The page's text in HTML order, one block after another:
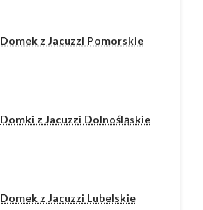
Domek z Jacuzzi Pomorskie
Domki z Jacuzzi Dolnośląskie
Domek z Jacuzzi Lubelskie